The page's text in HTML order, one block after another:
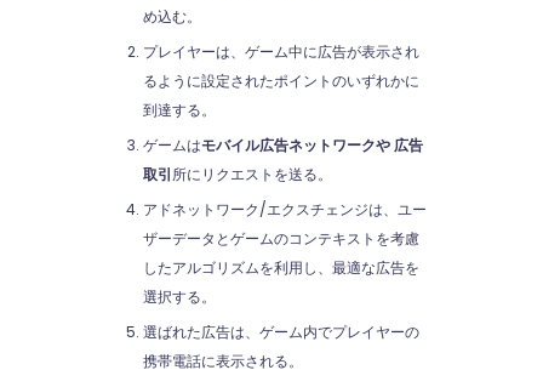
め込む。
プレイヤーは、ゲーム中に広告が表示され
るように設定されたポイントのいずれかに
到達する。
ゲームはモバイル広告ネットワークや 広告
取引所にリクエストを送る。
アドネットワーク/エクスチェンジは、ユー
ザーデータとゲームのコンテキストを考慮
したアルゴリズムを利用し、最適な広告を
選択する。
選ばれた広告は、ゲーム内でプレイヤーの
携帯電話に表示される。